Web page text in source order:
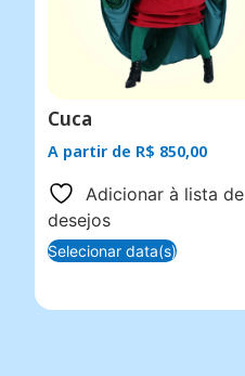
Cuca
A partir de R$ 850,00
Adicionar à lista de
desejos
Selecionar data(s)